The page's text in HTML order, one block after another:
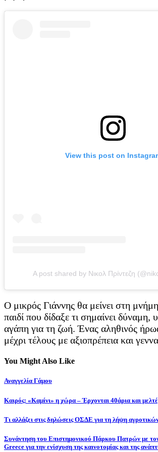
View this post on
A post shared by Νικολ Πρίντεζη
Ο μικρός Γιάννης θα μείνει στη
παιδί που δίδαξε τι σημαίνει δύναμη,
αγάπη για τη ζωή. Ένας αληθινός
μέχρι τέλους με αξιοπρέπεια και
You Might Also Like
Αναγγελία Γάμου
Καιρός: «Καμίνι» η χώρα – Έρχονται 40άρια και
Τι αλλάζει στις δηλώσεις ΟΣΔΕ για τη λήψη
Συνάντηση του Επιστημονικού Πάρκου Πατρών με
Greece για την ενίσχυση της καινοτομίας και της